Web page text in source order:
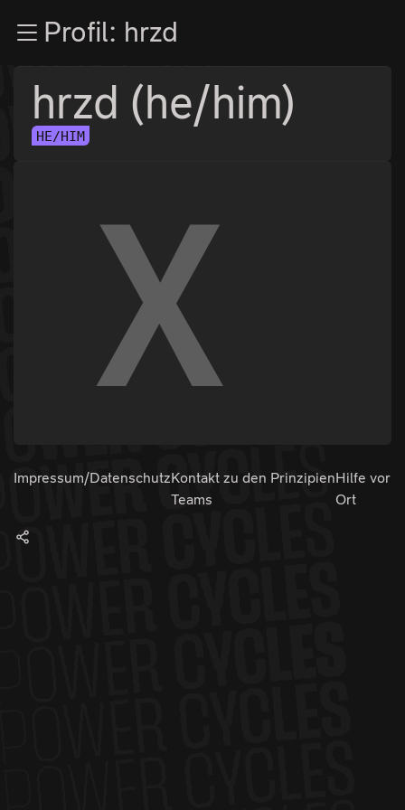
Zum InhaltProfil: hrzd
hrzd (he/him)
HE/HIM
Impressum/DatenschutzKontakt zu den
Teams
PrinzipienHilfe vor
Ort